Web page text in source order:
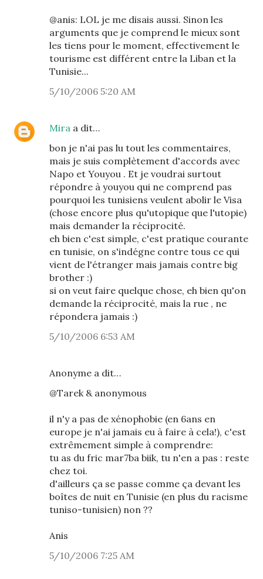
@anis: LOL je me disais aussi. Sinon les
arguments que je comprend le mieux sont
les tiens pour le moment, effectivement le
tourisme est différent entre la Liban et la
Tunisie...
5/10/2006 5:20 AM
Mira a dit…
bon je n'ai pas lu tout les commentaires,
mais je suis complètement d'accords avec
Napo et Youyou . Et je voudrai surtout
répondre à youyou qui ne comprend pas
pourquoi les tunisiens veulent abolir le Visa
(chose encore plus qu'utopique que l'utopie)
mais demander la réciprocité.
eh bien c'est simple, c'est pratique courante
en tunisie, on s'indégne contre tous ce qui
vient de l'étranger mais jamais contre big
brother :)
si on veut faire quelque chose, eh bien qu'on
demande la réciprocité, mais la rue , ne
répondera jamais :)
5/10/2006 6:53 AM
Anonyme a dit…
@Tarek & anonymous
il n'y a pas de xénophobie (en 6ans en
europe je n'ai jamais eu à faire à cela!), c'est
extrêmement simple à comprendre:
tu as du fric mar7ba biik, tu n'en a pas : reste
chez toi.
d'ailleurs ça se passe comme ça devant les
boîtes de nuit en Tunisie (en plus du racisme
tuniso-tunisien) non ??
Anis
5/10/2006 7:25 AM